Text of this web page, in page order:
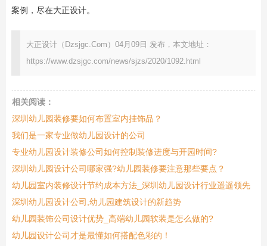
案例，尽在大正设计。
大正设计（Dzsjgc.Com）04月09日 发布，本文地址：
https://www.dzsjgc.com/news/sjzs/2020/1092.html
相关阅读：
深圳幼儿园装修要如何布置室内挂饰品？
我们是一家专业做幼儿园设计的公司
专业幼儿园设计装修公司如何控制装修进度与开园时间?
深圳幼儿园设计公司哪家强?幼儿园装修要注意那些要点？
幼儿园室内装修设计节约成本方法_深圳幼儿园设计行业遥遥领先
深圳幼儿园设计公司,幼儿园建筑设计的新趋势
幼儿园装饰公司设计优势_高端幼儿园软装是怎么做的?
幼儿园设计公司才是最懂如何搭配色彩的！